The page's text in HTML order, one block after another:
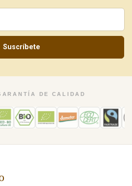
Suscríbete
DE CALIDAD